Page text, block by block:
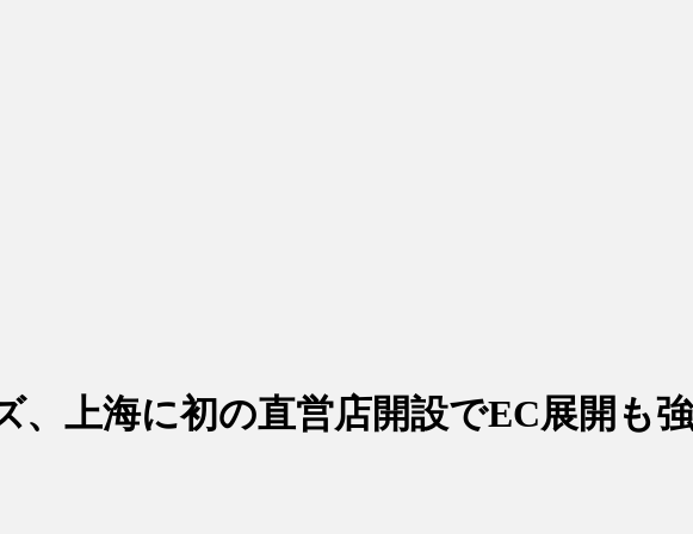
、上海に初の直営店開設でEC展開も